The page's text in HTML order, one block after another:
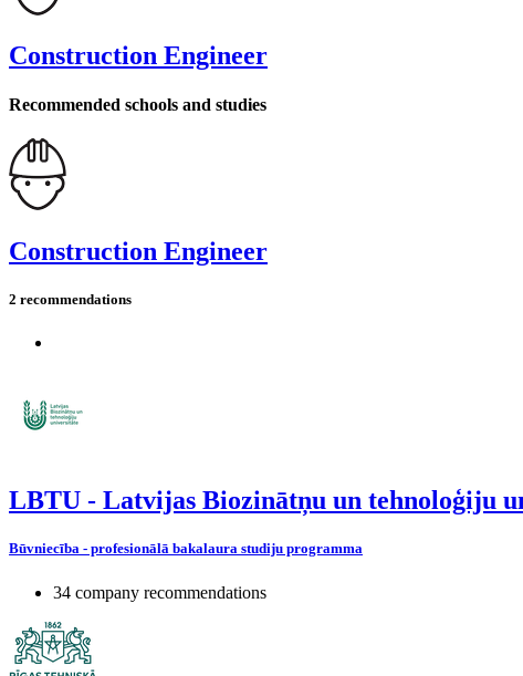
Construction Engineer
Recommended schools and studies
Construction Engineer
2 recommendations
LBTU - Latvijas Biozinātņu un tehnoloģiju
Būvniecība - profesionālā bakalaura studiju programma
34 company recommendations